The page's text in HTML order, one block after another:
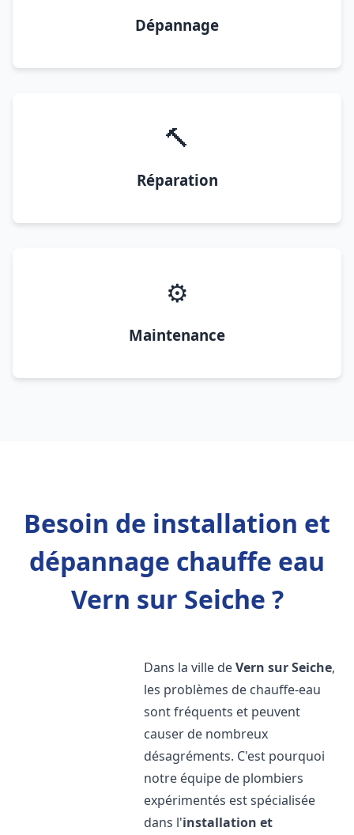
Dépannage
🔨
Réparation
⚙️
Maintenance
Besoin de installation et
dépannage chauffe eau
Vern sur Seiche ?
Dans la ville deVern sur Seiche,
les problèmes de chauffe-eau
sont fréquents et peuvent
causer de nombreux
désagréments. C'est pourquoi
notre équipe de plombiers
expérimentés est spécialisée
dans l'installation et